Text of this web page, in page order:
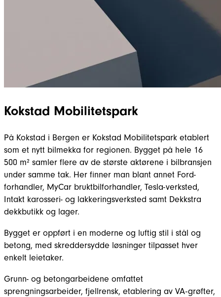
Kokstad Mobilitetspark
På Kokstad i Bergen er Kokstad Mobilitetspark etablert
som et nytt bilmekka for regionen. Bygget på hele 16
500 m² samler flere av de største aktørene i bilbransjen
under samme tak. Her finner man blant annet Ford-
forhandler, MyCar bruktbilforhandler, Tesla-verksted,
Intakt karosseri- og lakkeringsverksted samt Dekkstra
dekkbutikk og lager.
Bygget er oppført i en moderne og luftig stil i stål og
betong, med skreddersydde løsninger tilpasset hver
enkelt leietaker.
Grunn- og betongarbeidene omfattet
sprengningsarbeider, fjellrensk, etablering av VA-grøfter,